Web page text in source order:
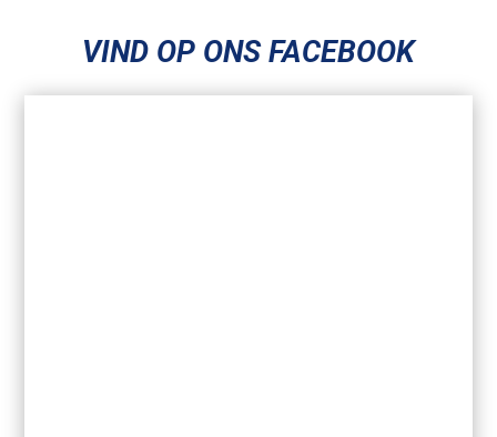
VIND OP ONS FACEBOOK